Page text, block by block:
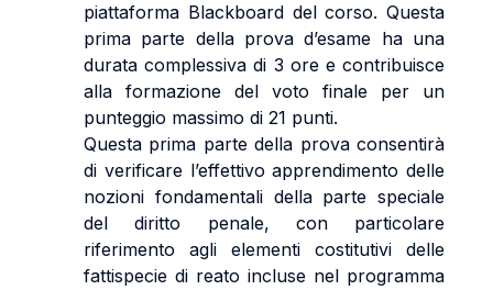
piattaforma Blackboard del corso. Questa
prima parte della prova d’esame ha una
durata complessiva di 3 ore e contribuisce
alla formazione del voto finale per un
punteggio massimo di 21 punti.
Questa prima parte della prova consentirà
di verificare l’effettivo apprendimento delle
nozioni fondamentali della parte speciale
del diritto penale, con particolare
riferimento agli elementi costitutivi delle
fattispecie di reato incluse nel programma